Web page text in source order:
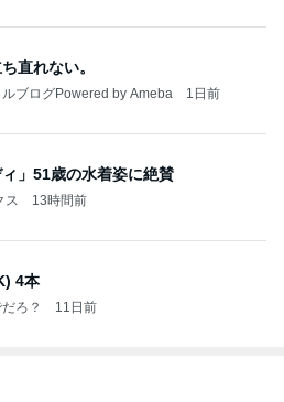
直れない。
ブログPowered by Ameba 1日前
ィ」51歳の水着姿に絶賛
ス 13時間前
4本
ろ？ 11日前